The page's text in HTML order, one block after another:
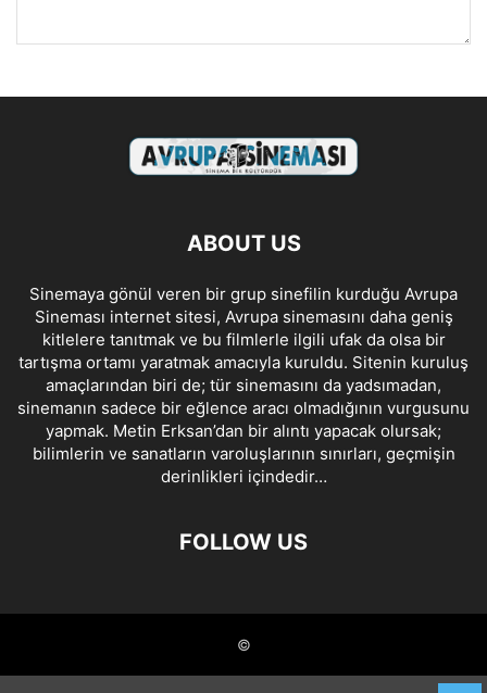
ABOUT US
Sinemaya gönül veren bir grup sinefilin kurduğu Avrupa
Sineması internet sitesi, Avrupa sinemasını daha geniş
kitlelere tanıtmak ve bu filmlerle ilgili ufak da olsa bir
tartışma ortamı yaratmak amacıyla kuruldu. Sitenin kuruluş
amaçlarından biri de; tür sinemasını da yadsımadan,
sinemanın sadece bir eğlence aracı olmadığının vurgusunu
yapmak. Metin Erksan’dan bir alıntı yapacak olursak;
bilimlerin ve sanatların varoluşlarının sınırları, geçmişin
derinlikleri içindedir…
FOLLOW US
©